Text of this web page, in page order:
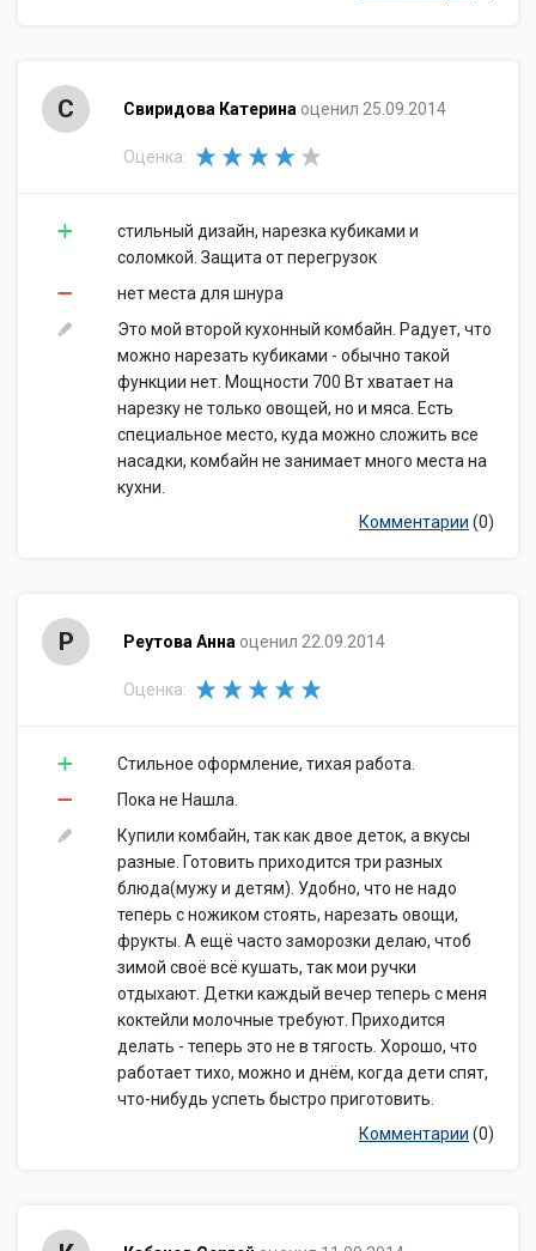
С Свиридова Катерина оценил 25.09.2014
Оценка:
стильный дизайн, нарезка кубиками и
соломкой. Защита от перегрузок
нет места для шнура
Это мой второй кухонный комбайн. Радует, что
можно нарезать кубиками - обычно такой
функции нет. Мощности 700 Вт хватает на
нарезку не только овощей, но и мяса. Есть
специальное место, куда можно сложить все
насадки, комбайн не занимает много места на
кухни.
Комментарии (0)
Р Реутова Анна оценил 22.09.2014
Оценка:
Стильное оформление, тихая работа.
Пока не Нашла.
Купили комбайн, так как двое деток, а вкусы
разные. Готовить приходится три разных
блюда(мужу и детям). Удобно, что не надо
теперь с ножиком стоять, нарезать овощи,
фрукты. А ещё часто заморозки делаю, чтоб
зимой своё всё кушать, так мои ручки
отдыхают. Детки каждый вечер теперь с меня
коктейли молочные требуют. Приходится
делать - теперь это не в тягость. Хорошо, что
работает тихо, можно и днём, когда дети спят,
что-нибудь успеть быстро приготовить.
Комментарии (0)